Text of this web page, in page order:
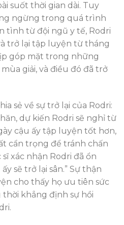
suốt thời gian dài. Tuy
ngừng trong quá trình
tình từ đội ngũ y tế, Rodri
trở lại tập luyện từ tháng
góp mặt trong những
giải, và điều đó đã trở
sẻ về sự trở lại của Rodri:
dự kiến Rodri sẽ nghỉ từ
cậu ấy tập luyện tốt hơn,
cẩn trọng để tránh chấn
xác nhận Rodri đã ổn
sẽ trở lại sân.” Sự thận
cho thấy họ ưu tiên sức
khẳng định sự hồi